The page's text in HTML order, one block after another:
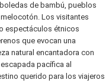
de bambú, pueblos
Los visitantes
espectáculos étnicos
que evocan una
natural encantadora con
pacífica al
querido para los viajeros